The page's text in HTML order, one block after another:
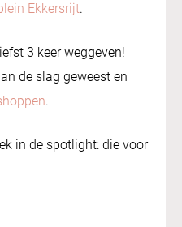
Ekkersrijt.
3 keer weggeven!
de slag geweest en
.
in de spotlight: die voor